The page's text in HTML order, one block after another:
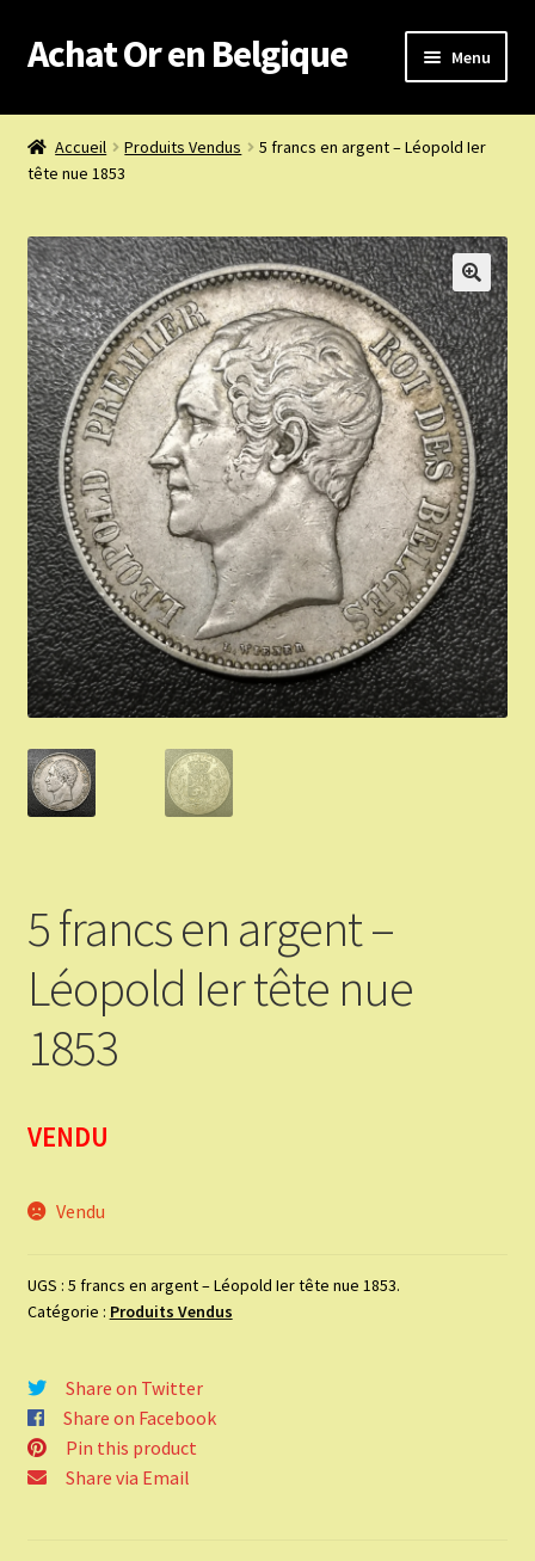
Aller
à
navigation
Aller
au
Achat Or en Belgique Menu
Achat or en Belgique
Boutique or et argent
Confidentialité
Heures d’ouverture
Nous achetons
Nous contacter
Validation de la commande
Vous Vendez
Articles Or et Argent
Conditions d’utilisation
Accueil Produits Vendus
5 francs en argent – Léopold Ier
tête nue 1853
5 francs en argent –
Léopold Ier tête nue
1853
VENDU
Vendu
UGS : 5 francs en argent – Léopold Ier tête nue 1853.
Catégorie : Produits Vendus
Share on Twitter
Share on Facebook
Pin this product
Share via Email